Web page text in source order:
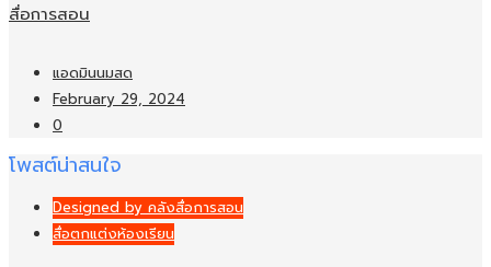
สื่อการสอน
แอดมินนมสด
February 29, 2024
0
โพสต์น่าสนใจ
Designed by คลังสื่อการสอน
สื่อตกแต่งห้องเรียน